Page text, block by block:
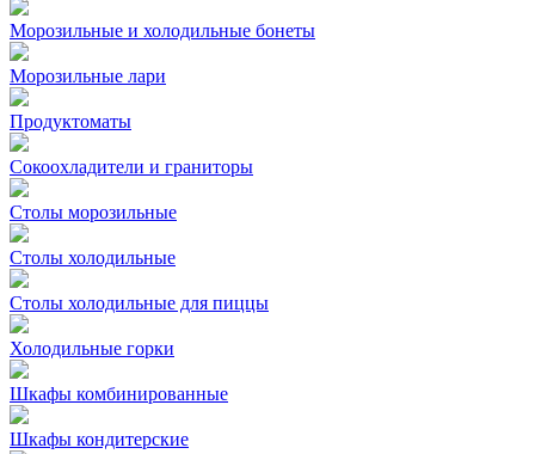
Морозильные и холодильные бонеты
Морозильные лари
Продуктоматы
Сокоохладители и граниторы
Столы морозильные
Столы холодильные
Столы холодильные для пиццы
Холодильные горки
Шкафы комбинированные
Шкафы кондитерские